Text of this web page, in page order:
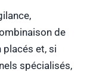
de
placés et, si
spécialisés,